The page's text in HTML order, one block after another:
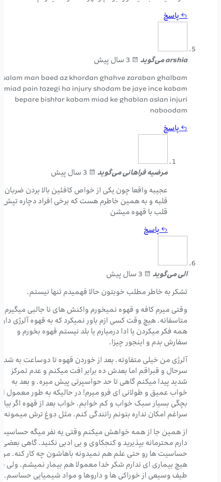
پاسخ
arshiaمی‌گوید
salam man baed az khordan ghahve zaraban ghalbam
miad pain tazegi ha injury shodam be jaye ince kabam
bepare bishtar kabam miad ke ghablan aslan injuri
naboodam
پاسخ
مرضیه فراهانیمی‌گوید
عجیبه واقعا چون یکی از خواص کافئین بالا بردن ضربان
قلبه و به همین خاطرم هست که برخی افراد دچاره تپش
قلب با قهوه میشن
پاسخ
الیمی‌گوید
تشکر به خاطر مطلب خوبتون حالا فهمیدم تنها نیستم.
وقتی میرم کافه و قهوه نمیخورم واکنش های نا جالبی میگیرم
متاسفانه. هیچ وقت کسی ازم باور نمیکرد که به قهوه آلرژی
همه فکر میکردن یا ادا درمیارم یا بلد نیستم قهوه بخورم و
سفارش بدم و اینجور چیزا.
آلرژی من خیلی متفاوته. بعد از خوردن قهوه تا دوساعت به
سرحال و قبراقم اما بعدش ده برابر افت میکنم و عدم تمرکز
شدید پیدا میکنم گاهی تا حد حواسپرتی پیش میره. و بعد به
خواب عمیق و طولانی ای فرو میرم! در حالیکه به طور معمول از
بچگی بسیار سبک خواب و کم خوابم. خواب بعد از قهوه اگر بیاد
سراغم امکان نداره بتونم رانندگی کنم. مثل دوغ ترش میمونه.
از همین جا از همه خواهش میکنم وقتی یه نفر میگه
دارم محترمانه بپذیرید و کنجکاوی و بی ادبی نکنید. گاهی بعضی
حساسیت ها رو حتی علم هم نمیدونه باهاشون چه کار کنه. من
هیچ بیماری ای ندارم شکر خدا معمولا هم بیمار نمیشم. ولی
طیف وسیعی از خوراکی ها و داروها و مواد شیمیایی حساسم.